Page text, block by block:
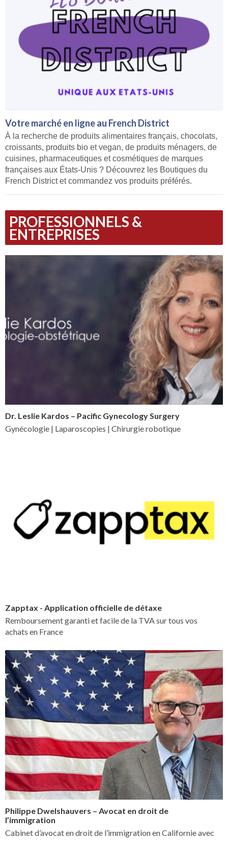
Votre marché en ligne au French District
À la recherche de produits alimentaires français, chocolats,
croissants, produits bio et vegan, de produits ménagers, de
cuisines, pharmaceutiques et cosmétiques de marques
françaises aux États-Unis ? Découvrez les Boutiques du
French District et commandez vos produits préférés.
PROFESSIONNELS &
ENTREPRISES
Dr. Leslie Kardos – Pacific Gynecology Surgery
Gynécologie | Laparoscopies | Chirurgie robotique
Zapptax - Application officielle de détaxe
Remboursement garanti et facile de la TVA sur tous vos
achats en France
Philippe Dwelshauvers – Avocat en droit de
l’immigration
Cabinet d’avocat en droit de l’immigration en Californie avec